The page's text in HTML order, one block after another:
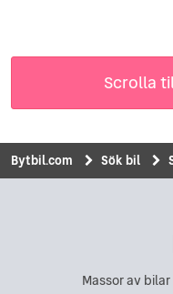
Scrolla
Bytbil.com Sök bil
Massor av